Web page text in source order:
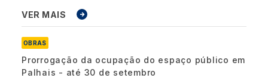
VER MAIS
OBRAS
Prorrogação da ocupação do espaço público em
Palhais - até 30 de setembro